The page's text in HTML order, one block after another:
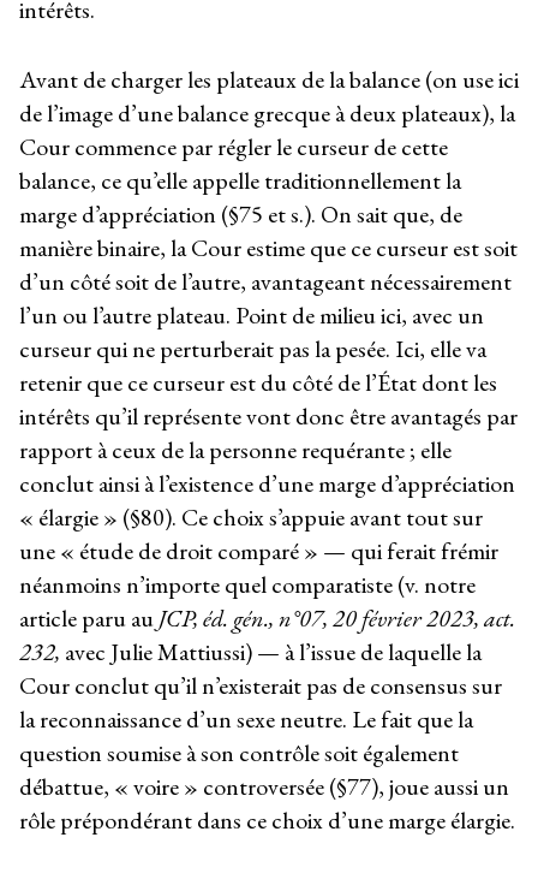
intérêts.
Avant de charger les plateaux de la balance (on use ici
de l’image d’une balance grecque à deux plateaux), la
Cour commence par régler le curseur de cette
balance, ce qu’elle appelle traditionnellement la
marge d’appréciation (§75 et s.). On sait que, de
manière binaire, la Cour estime que ce curseur est soit
d’un côté soit de l’autre, avantageant nécessairement
l’un ou l’autre plateau. Point de milieu ici, avec un
curseur qui ne perturberait pas la pesée. Ici, elle va
retenir que ce curseur est du côté de l’État dont les
intérêts qu’il représente vont donc être avantagés par
rapport à ceux de la personne requérante ; elle
conclut ainsi à l’existence d’une marge d’appréciation
« élargie » (§80). Ce choix s’appuie avant tout sur
une « étude de droit comparé » — qui ferait frémir
néanmoins n’importe quel comparatiste (v. notre
article paru auJCP, éd. gén., n°07, 20 février 2023, act.
232, avec Julie Mattiussi) — à l’issue de laquelle la
Cour conclut qu’il n’existerait pas de consensus sur
la reconnaissance d’un sexe neutre. Le fait que la
question soumise à son contrôle soit également
débattue, « voire » controversée (§77), joue aussi un
rôle prépondérant dans ce choix d’une marge élargie.